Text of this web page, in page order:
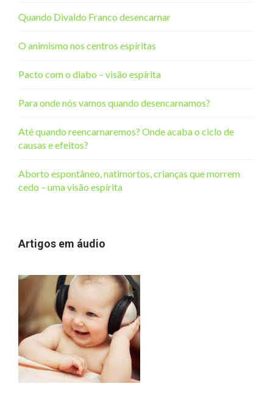
Quando Divaldo Franco desencarnar
O animismo nos centros espíritas
Pacto com o diabo – visão espírita
Para onde nós vamos quando desencarnamos?
Até quando reencarnaremos? Onde acaba o ciclo de
causas e efeitos?
Aborto espontâneo, natimortos, crianças que morrem
cedo – uma visão espírita
Artigos em áudio